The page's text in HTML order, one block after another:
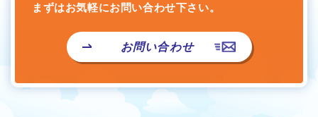
まずはお気軽にお問い合わせ下さい。
お問い合わせ